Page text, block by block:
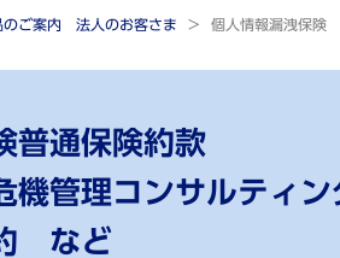
のご案内 法人のお客さま 個人情報漏洩保険
普通保険約款
管理コンサルティン
など